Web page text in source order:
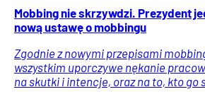
Mobbing nie skrzywdzi. Prezydent
nową ustawę o mobbingu
Zgodnie z nowymi przepisami
wszystkim uporczywe nękanie
na skutki i intencje, oraz na to, kto go